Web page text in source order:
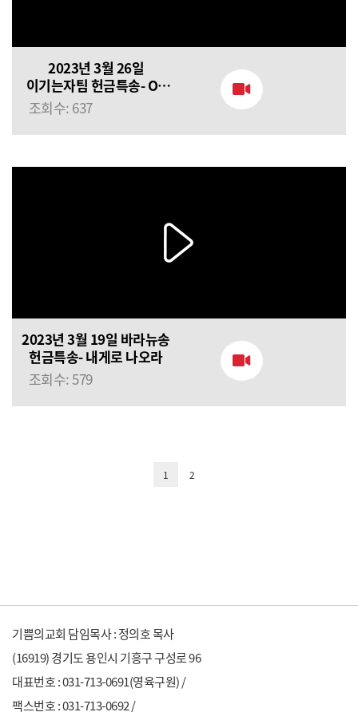
2023년 3월 26일
이기는자팀 헌금특송- On
my own
조회수: 637
2023년 3월 19일 바라뉴송
헌금특송- 내게로 나오라
조회수: 579
1 2
기쁨의교회 담임목사 : 정의호 목사
(16919) 경기도 용인시 기흥구 구성로 96
대표번호 : 031-713-0691(영육구원) /
팩스번호 : 031-713-0692 /